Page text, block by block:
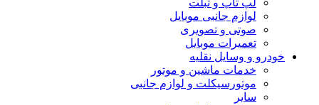
لپ تاپ و تبلت
لوازم جانبی موبایل
صوتی و تصویری
تعمیرات موبایل
خودرو و وسایل نقلیه
خدمات ماشین و موتور
موتورسیکلت و لوازم جانبی
سایر